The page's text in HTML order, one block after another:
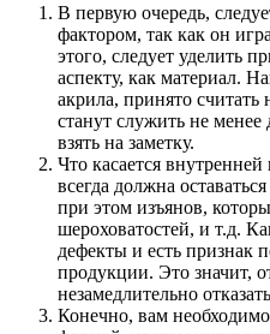
В первую очередь,
фактором, так как он
этого, следует уделить
аспекту, как материал.
акрила, принято
станут служить не менее
взять на заметку.
Что касается
всегда должна
при этом изъянов,
шероховатостей, и т.д.
дефекты и есть признак
продукции. Это значит,
незамедлительно
Конечно, вам